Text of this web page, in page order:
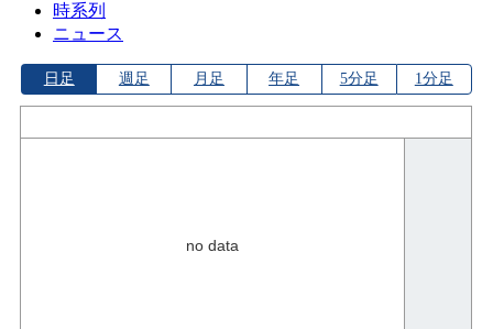
時系列
ニュース
日足 週足 月足 年足 5分足 1分足
no data